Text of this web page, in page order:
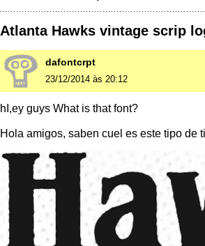
Atlanta Hawks vintage scrip
dafontcrpt
23/12/2014 às 20:12
hI,ey guys What is that font?
Hola amigos, saben cuel es este tipo de